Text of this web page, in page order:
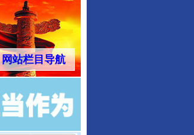
网站栏目导航